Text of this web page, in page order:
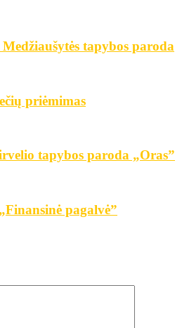
tapybos paroda
priėmimas
tapybos paroda „Oras”
pagalvė”